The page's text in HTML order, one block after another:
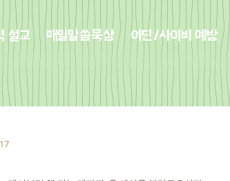
설교 매일말씀묵상 이단/사이비 예방